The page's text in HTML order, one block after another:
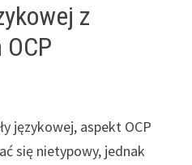
z
językowej, aspekt OCP
się nietypowy, jednak